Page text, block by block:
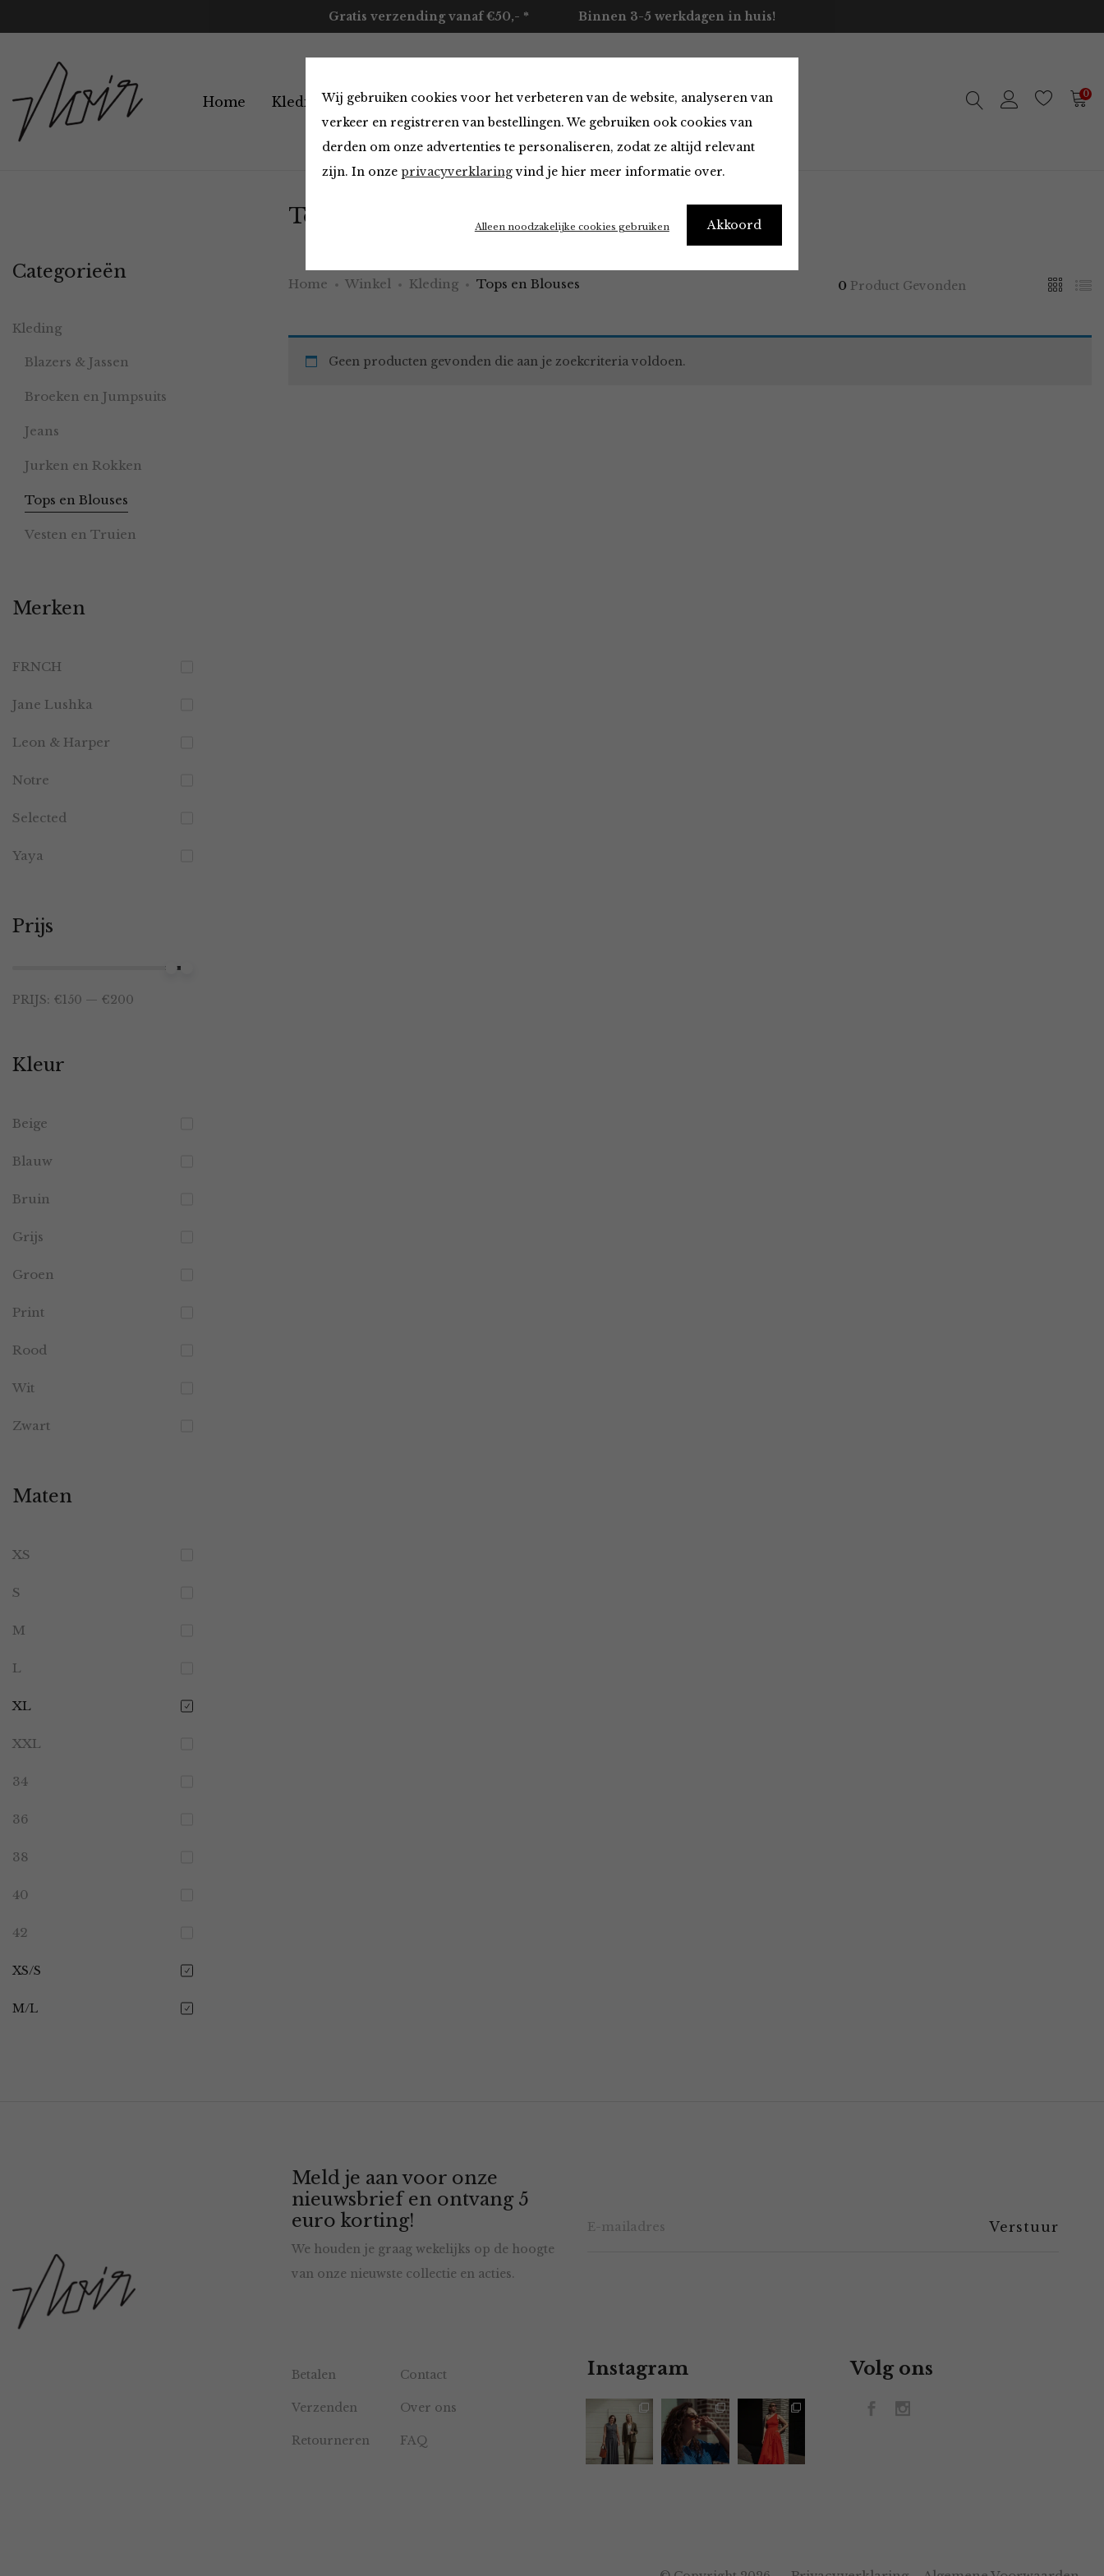
Wij gebruiken cookies voor het verbeteren van de website, analyseren van
verkeer en registreren van bestellingen. We gebruiken ook cookies van
derden om onze advertenties te personaliseren, zodat ze altijd relevant
zijn. In onze privacyverklaringvind je hier meer informatie over.
Akkoord
Alleen noodzakelijke cookies gebruiken
Gratis verzending vanaf €50,- * Binnen 3-5 werkdagen in huis!
Home Kleding Accessoires Merken Over ons Contact 0
Tops en Blouses
Home Winkel Kleding Tops en Blouses 0 Product Gevonden
Geen producten gevonden die aan je zoekcriteria voldoen.
Categorieën
Kleding
Blazers & Jassen
Broeken en Jumpsuits
Jeans
Jurken en Rokken
Tops en Blouses
Vesten en Truien
Merken
FRNCH
Jane Lushka
Leon & Harper
Notre
Selected
Yaya
Prijs
PRIJS: €150 — €200
Kleur
Beige
Blauw
Bruin
Grijs
Groen
Print
Rood
Wit
Zwart
Maten
XS
S
M
L
XL
XXL
34
36
38
40
42
XS/S
M/L
Meld je aan voor onze
nieuwsbrief en ontvang 5
euro korting!
We houden je graag wekelijks op de hoogte
van onze nieuwste collectie en acties.
Betalen Contact
Verzenden Over ons
Retourneren FAQ
Instagram Volg ons